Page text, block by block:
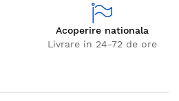
Acoperire nationala
Livrare in 24-72 de ore